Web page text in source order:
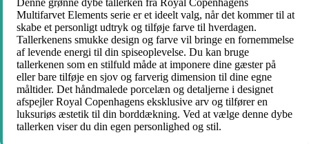
Denne grønne dybe tallerken fra Royal Copenhagens
Multifarvet Elements serie er et ideelt valg, når det kommer til at
skabe et personligt udtryk og tilføje farve til hverdagen.
Tallerkenens smukke design og farve vil bringe en fornemmelse
af levende energi til din spiseoplevelse. Du kan bruge
tallerkenen som en stilfuld måde at imponere dine gæster på
eller bare tilføje en sjov og farverig dimension til dine egne
måltider. Det håndmalede porcelæn og detaljerne i designet
afspejler Royal Copenhagens eksklusive arv og tilfører en
luksuriøs æstetik til din borddækning. Ved at vælge denne dybe
tallerken viser du din egen personlighed og stil.